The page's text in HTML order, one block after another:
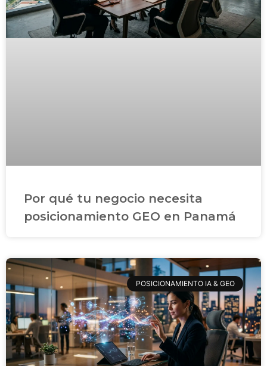
Por qué tu negocio necesita
posicionamiento GEO en Panamá
POSICIONAMIENTO IA & GEO